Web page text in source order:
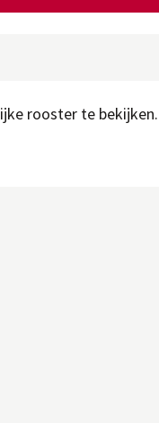
rooster te bekijken.